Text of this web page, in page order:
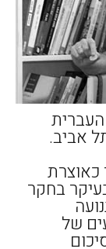
אביב.
תמיר כאוצרת
בחקר
של